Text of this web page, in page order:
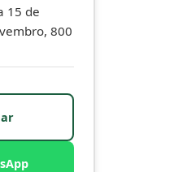
15 de
800